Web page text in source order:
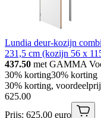
Lundia deur-kozijn
231,5 cm (kozijn 56 x
437.50 met GAMMA
30% korting30% korting
30% korting,
625.00
Prijs: 625.00 euro